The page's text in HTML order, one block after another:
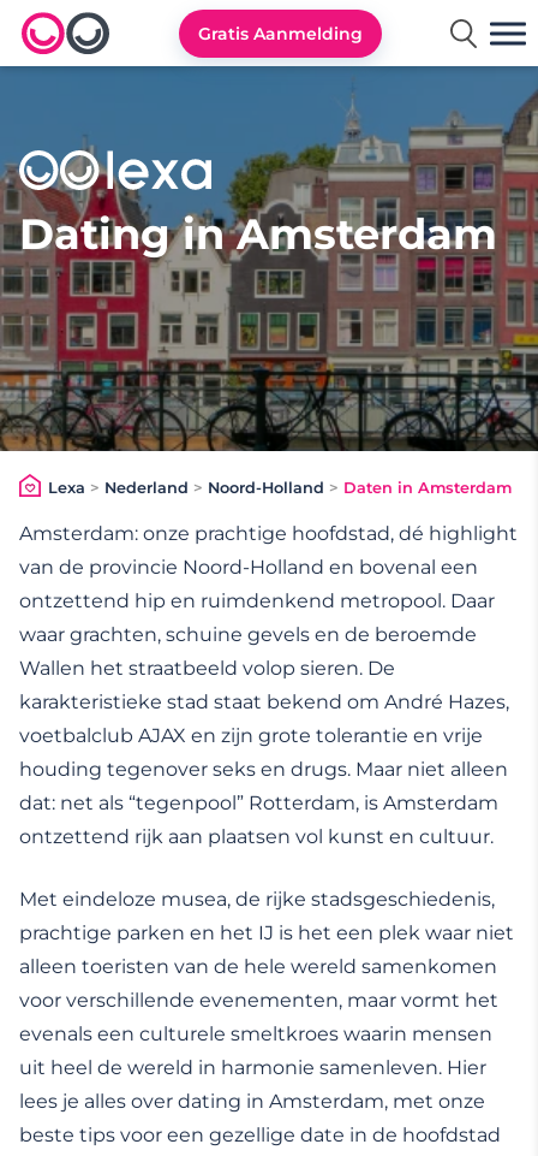
Lexa logo
Gratis Aanmelding
Dating in Amsterdam
Lexa > Nederland > Noord-Holland > Daten in Amsterdam
Amsterdam: onze prachtige hoofdstad, dé highlight
van de provincie Noord-Holland en bovenal een
ontzettend hip en ruimdenkend metropool. Daar
waar grachten, schuine gevels en de beroemde
Wallen het straatbeeld volop sieren. De
karakteristieke stad staat bekend om André Hazes,
voetbalclub AJAX en zijn grote tolerantie en vrije
houding tegenover seks en drugs. Maar niet alleen
dat: net als “tegenpool” Rotterdam, is Amsterdam
ontzettend rijk aan plaatsen vol kunst en cultuur.
Met eindeloze musea, de rijke stadsgeschiedenis,
prachtige parken en het IJ is het een plek waar niet
alleen toeristen van de hele wereld samenkomen
voor verschillende evenementen, maar vormt het
evenals een culturele smeltkroes waarin mensen
uit heel de wereld in harmonie samenleven. Hier
lees je alles over dating in Amsterdam, met onze
beste tips voor een gezellige date in de hoofdstad